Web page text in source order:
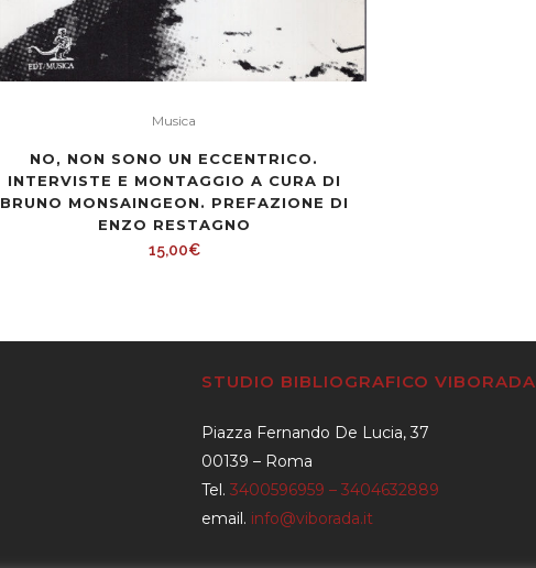
Musica
NO, NON SONO UN ECCENTRICO.
INTERVISTE E MONTAGGIO A CURA DI
BRUNO MONSAINGEON. PREFAZIONE DI
ENZO RESTAGNO
15,00€
STUDIO BIBLIOGRAFICO VIBORADA
Piazza Fernando De Lucia, 37
00139 – Roma
Tel. 3400596959 – 3404632889
email. info@viborada.it